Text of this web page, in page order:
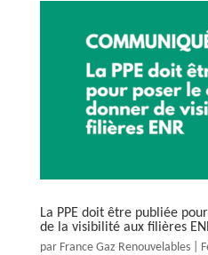
La PPE doit être publiée
de la visibilité aux filières
par France Gaz Renouvelables|